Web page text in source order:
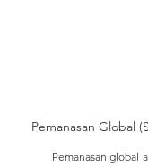
Pemanasan Global